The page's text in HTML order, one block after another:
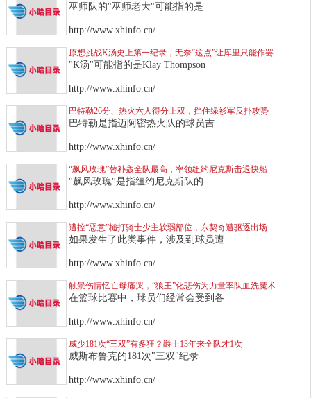
巫师队的"巫师老大"可能指的是
http://www.xhinfo.cn/
原想挑战K汤史上第一纪录，无奈“这点”让库里只能作罢
"K汤"可能指的是Klay Thompson
http://www.xhinfo.cn/
巴特勒26分、热火六人得分上双，挡住绿衫军反扑攻势
巴特勒是指迈阿密热火队的球员吉
http://www.xhinfo.cn/
“飙风玫瑰”替补轰全队最高，率领纽约尼克斯击退快船
"飙风玫瑰"是指纽约尼克斯队的
http://www.xhinfo.cn/
遭控“恶意”槌打骑士少主软弱部位，东契奇遭驱逐出场
如果发生了此类事件，涉及到球员遭
http://www.xhinfo.cn/
触景伤情忆亡母痛哭，“狼王”化悲伤为力量率队血洗魔术
在篮球比赛中，球员们经常会受到各
http://www.xhinfo.cn/
威少181次“三双”有多狂？爵士13年来全队才1次
威斯布鲁克的181次"三双"纪录
http://www.xhinfo.cn/